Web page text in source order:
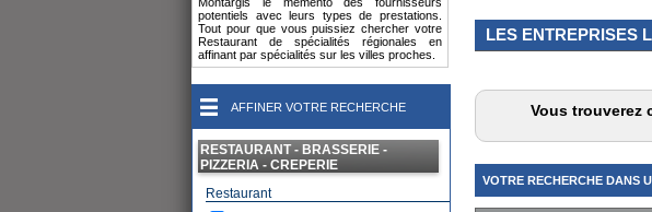
potentiels avec leurs types de prestations.
Tout pour que vous puissiez chercher votre
Restaurant de spécialités régionales en
affinant par spécialités sur les villes proches.
AFFINER VOTRE RECHERCHE
RESTAURANT - BRASSERIE -
PIZZERIA - CREPERIE
Restaurant
LES ENTREPRISES
Vous trouverez
VOTRE RECHERCHE DANS